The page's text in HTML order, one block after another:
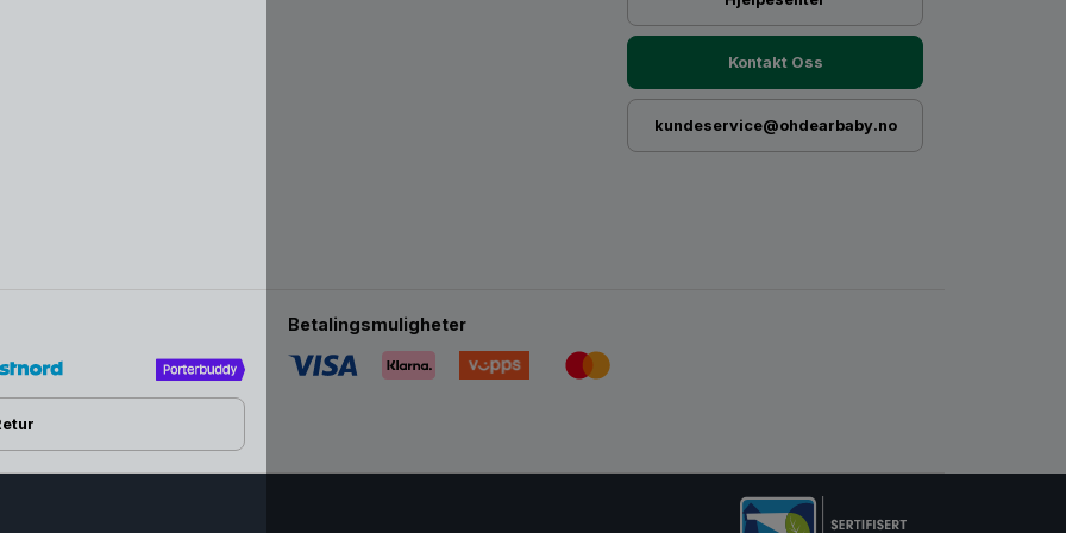
tømmes flasken, kan det hende at din baby trenger en «medium-flow» tut. Altså
en flaskesmokk som gir en raskere drikkestrøm. Her kan du kjøpe 2stk BIBS
1. Laget av varme- og ildfast glass.
BIBS glassflasken fryser, mikrobølgeovn og temperaturer opp til ca 170°C
Du kan helle kokende vann oppi en kald BIBS tåteflaske uten at den vil sprekke
opp, gjør det lettere å steriliser i forhold til vanlig glass! Borosilakatglass er
Kontakt Oss
kundeservice@ohdearbaby.no
Betalingsmuligheter